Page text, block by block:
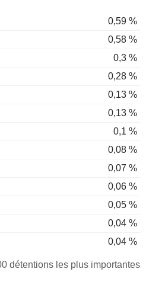
0,59 %
0,58 %
0,3 %
0,28 %
0,13 %
0,13 %
0,1 %
0,08 %
0,07 %
0,06 %
0,05 %
0,04 %
0,04 %
0,03 %
détentions les plus importantes